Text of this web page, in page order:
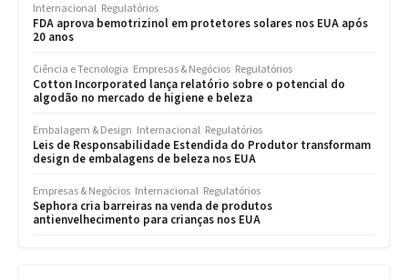
Internacional Regulatórios
FDA aprova bemotrizinol em protetores solares nos EUA após
20 anos
Ciência e Tecnologia Empresas & Negócios Regulatórios
Cotton Incorporated lança relatório sobre o potencial do
algodão no mercado de higiene e beleza
Embalagem & Design Internacional Regulatórios
Leis de Responsabilidade Estendida do Produtor transformam
design de embalagens de beleza nos EUA
Empresas & Negócios Internacional Regulatórios
Sephora cria barreiras na venda de produtos
antienvelhecimento para crianças nos EUA